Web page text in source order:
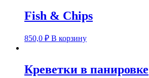
Fish & Chips
850,0 ₽ В корзину
Креветки в панировке